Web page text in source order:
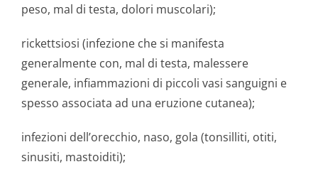
peso, mal di testa, dolori muscolari);
rickettsiosi (infezione che si manifesta
generalmente con, mal di testa, malessere
generale, infiammazioni di piccoli vasi sanguigni e
spesso associata ad una eruzione cutanea);
infezioni dell’orecchio, naso, gola (tonsilliti, otiti,
sinusiti, mastoiditi);